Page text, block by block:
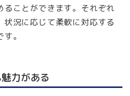
ることができます。それぞれ
状況に応じて柔軟に対応する
。
力がある